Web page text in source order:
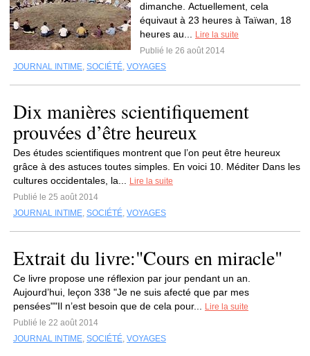
dimanche. Actuellement, cela
équivaut à 23 heures à Taïwan, 18
heures au...
Lire la suite
Publié le 26 août 2014
JOURNAL INTIME, SOCIÉTÉ, VOYAGES
Dix manières scientifiquement
prouvées d’être heureux
Des études scientifiques montrent que l’on peut être heureux
grâce à des astuces toutes simples. En voici 10. Méditer Dans les
cultures occidentales, la...
Lire la suite
Publié le 25 août 2014
JOURNAL INTIME, SOCIÉTÉ, VOYAGES
Extrait du livre:"Cours en miracle"
Ce livre propose une réflexion par jour pendant un an.
Aujourd’hui, leçon 338 "Je ne suis afecté que par mes
pensées""Il n’est besoin que de cela pour...
Lire la suite
Publié le 22 août 2014
JOURNAL INTIME, SOCIÉTÉ, VOYAGES